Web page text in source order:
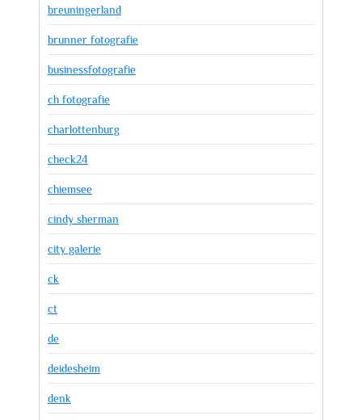
breuningerland
brunner fotografie
businessfotografie
ch fotografie
charlottenburg
check24
chiemsee
cindy sherman
city galerie
ck
ct
de
deidesheim
denk